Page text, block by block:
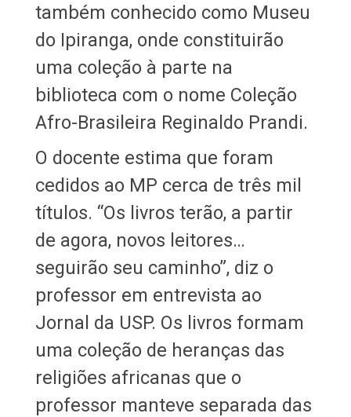
também conhecido como Museu
do Ipiranga, onde constituirão
uma coleção à parte na
biblioteca com o nome Coleção
Afro-Brasileira Reginaldo Prandi.
O docente estima que foram
cedidos ao MP cerca de três mil
títulos. “Os livros terão, a partir
de agora, novos leitores…
seguirão seu caminho”, diz o
professor em entrevista ao
Jornal da USP. Os livros formam
uma coleção de heranças das
religiões africanas que o
professor manteve separada das